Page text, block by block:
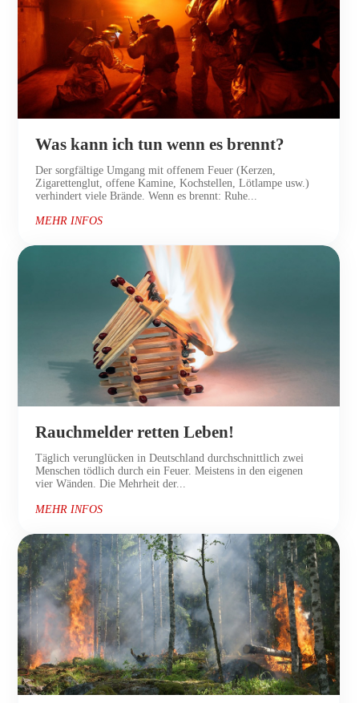
Was kann ich tun wenn es brennt?
Der sorgfältige Umgang mit offenem Feuer (Kerzen,
Zigarettenglut, offene Kamine, Kochstellen, Lötlampe usw.)
verhindert viele Brände. Wenn es brennt: Ruhe...
MEHR INFOS
Rauchmelder retten Leben!
Täglich verunglücken in Deutschland durchschnittlich zwei
Menschen tödlich durch ein Feuer. Meistens in den eigenen
vier Wänden. Die Mehrheit der...
MEHR INFOS